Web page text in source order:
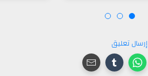
إرسال تعليق